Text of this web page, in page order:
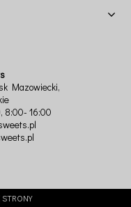
Mazowiecki,
, 8:00- 16:00